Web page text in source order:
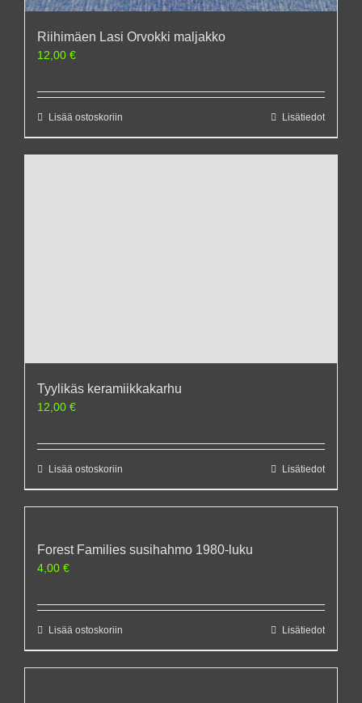
Riihimäen Lasi Orvokki maljakko
12,00 €
Lisää ostoskoriin Lisätiedot
Tyylikäs keramiikkakarhu
12,00 €
Lisää ostoskoriin Lisätiedot
Forest Families susihahmo 1980-luku
4,00 €
Lisää ostoskoriin Lisätiedot